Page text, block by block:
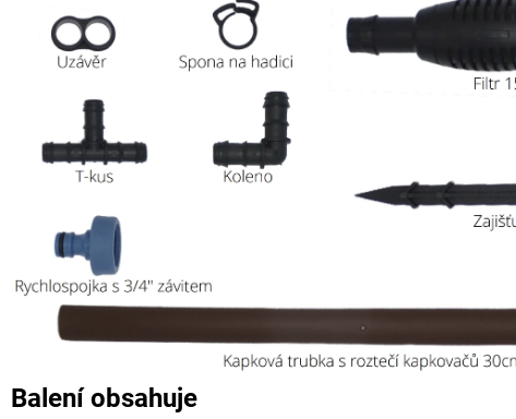
Balení obsahuje